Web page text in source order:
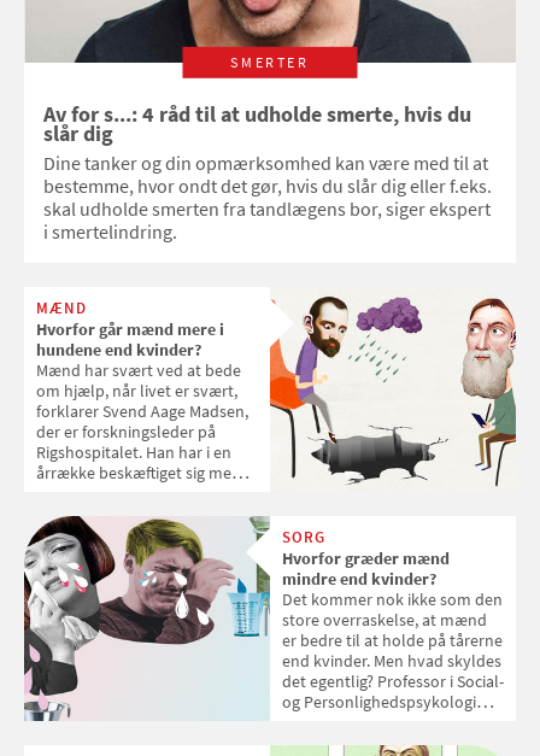
SMERTER
Av for s...: 4 råd til at udholde smerte, hvis du
slår dig
Dine tanker og din opmærksomhed kan være med til at
bestemme, hvor ondt det gør, hvis du slår dig eller f.eks.
skal udholde smerten fra tandlægens bor, siger ekspert
i smertelindring.
MÆND
Hvorfor går mænd mere i
hundene end kvinder?
Mænd har svært ved at bede
om hjælp, når livet er svært,
forklarer Svend Aage Madsen,
der er forskningsleder på
Rigshospitalet. Han har i en
årrække beskæftiget sig med
sundhed.
SORG
Hvorfor græder mænd
mindre end kvinder?
Det kommer nok ikke som den
store overraskelse, at mænd
er bedre til at holde på tårerne
end kvinder. Men hvad skyldes
det egentlig? Professor i Social-
og Personlighedspsykologi
Samvirke en forklaring på,